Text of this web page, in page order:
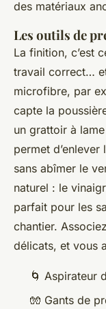
des matériaux
Les outils de
La finition, c’est
travail correct…
microfibre, par
capte la
un grattoir à
permet
sans abîmer le
naturel : le
parfait pour les
chantier.
délicats, et vous
🌀 Aspirateur
🧤 Gants de